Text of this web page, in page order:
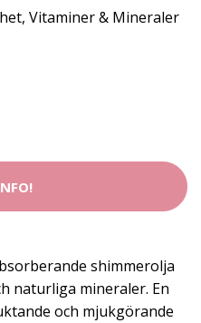
, Vitaminer & Mineraler
shimmerolja
naturliga mineraler. En
och mjukgörande